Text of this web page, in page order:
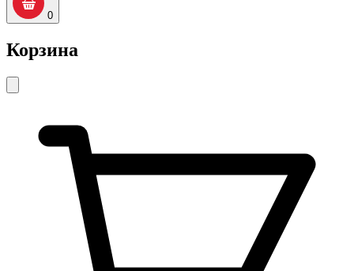
0
Корзина